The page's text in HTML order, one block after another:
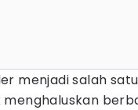
menjadi salah
menghaluskan